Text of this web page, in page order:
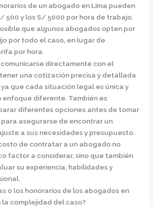
de un abogado en Lima pueden
500 y los S/ 5000 por hora de trabajo.
que algunos abogados opten por
por todo el caso, en lugar de
por hora.
directamente con el
una cotización precisa y detallada
que cada situación legal es única y
enfoque diferente. También es
diferentes opciones antes de tomar
para asegurarse de encontrar un
a sus necesidades y presupuesto.
de contratar a un abogado no
factor a considerar, sino que también
su experiencia, habilidades y
o los honorarios de los abogados en
la complejidad del caso?